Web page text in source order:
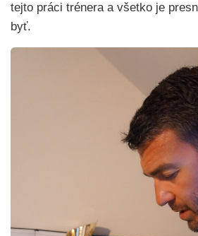
tejto práci trénera a všetko je
byť.